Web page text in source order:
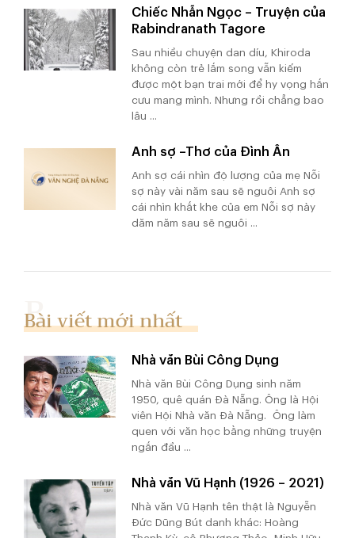
Chiếc Nhẫn Ngọc – Truyện của
Rabindranath Tagore
Sau nhiều chuyện dan díu, Khiroda
không còn trẻ lắm song vẫn kiếm
được một bạn trai mới để hy vọng hắn
cưu mang mình. Nhưng rồi chẳng bao
lâu ...
Anh sợ –Thơ của Đình Ân
Anh sợ cái nhìn độ lượng của mẹ Nỗi
sợ này vài năm sau sẽ nguôi Anh sợ
cái nhìn khắt khe của em Nỗi sợ này
dăm năm sau sẽ nguôi ...
Bài viết mới nhất
Nhà văn Bùi Công Dụng
Nhà văn Bùi Công Dụng sinh năm
1950, quê quán Đà Nẵng. Ông là Hội
viên Hội Nhà văn Đà Nẵng. Ông làm
quen với văn học bằng những truyện
ngắn đầu ...
Nhà văn Vũ Hạnh (1926 – 2021)
Nhà văn Vũ Hạnh tên thật là Nguyễn
Đức Dũng Bút danh khác: Hoàng